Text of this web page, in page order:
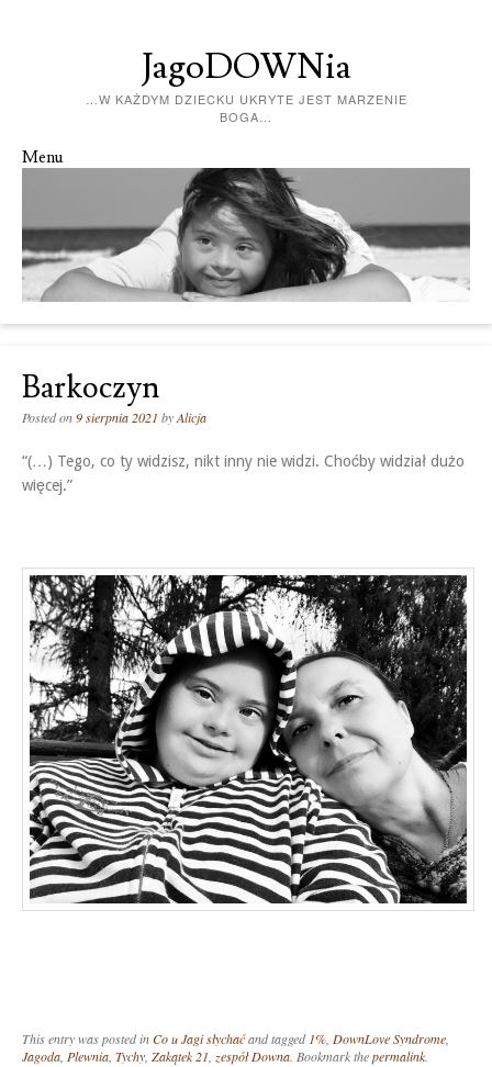
JagoDOWNia
…W KAŻDYM DZIECKU UKRYTE JEST MARZENIE
BOGA…
Menu
Barkoczyn
Posted on9 sierpnia 2021 byAlicja
“(…) Tego, co ty widzisz, nikt inny nie widzi. Choćby widział dużo
więcej.”
This entry was posted inCo u Jagi słychaćand tagged1%, DownLove Syndrome,
Jagoda, Plewnia, Tychy, Zakątek 21, zespół Downa. Bookmark thepermalink.